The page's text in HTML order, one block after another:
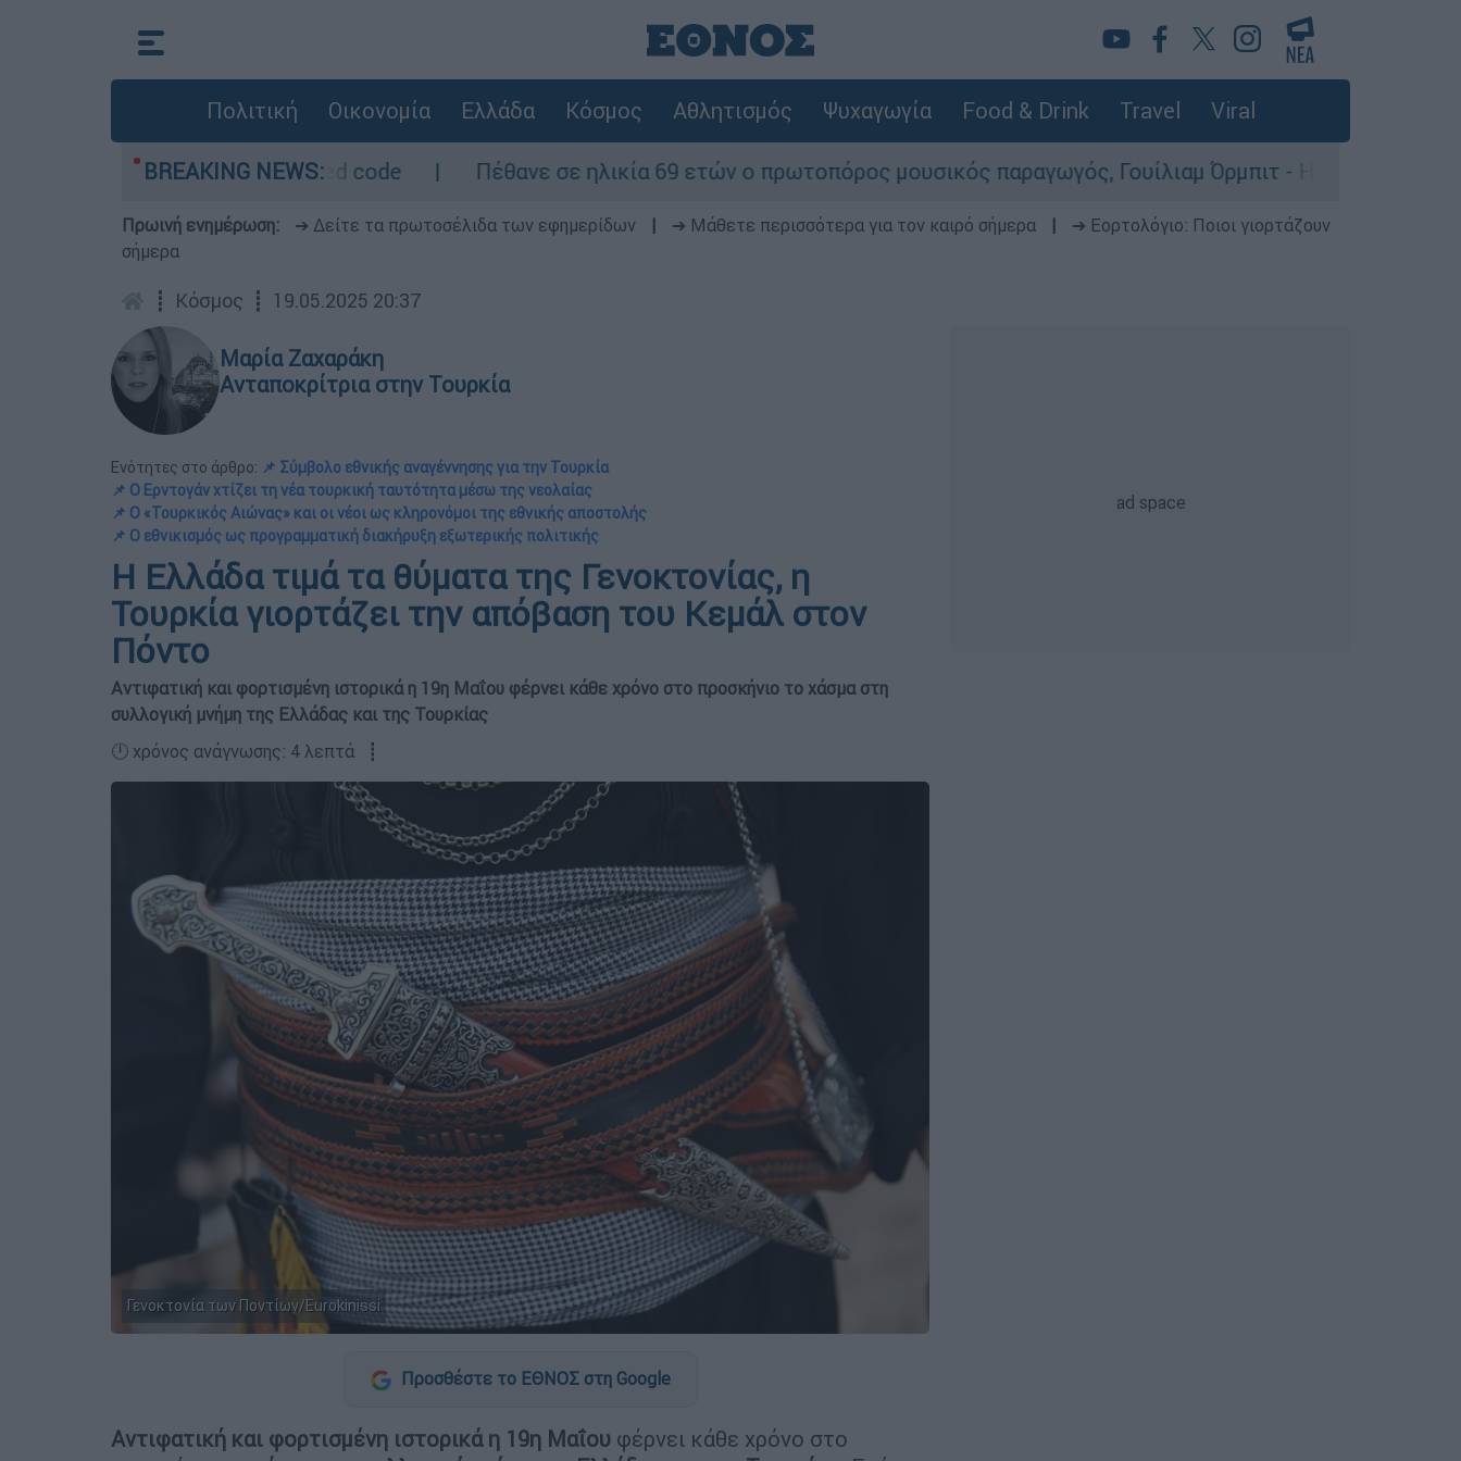
Πολιτική Οικονομία Ελλάδα Κόσμος Αθλητισμός Ψυχαγωγία Food & Drink Travel Viral
BREAKING NEWS:
Οι περιοχές σε red code Πέθανε σε ηλικία 69 ετών ο πρωτοπόρος μουσικός παραγωγός, Γουίλιαμ Όρμπιτ - Η καθοριστική συμβολή του
Πρωινή ενημέρωση: ➔ Δείτε τα πρωτοσέλιδα των εφημερίδων ➔ Μάθετε περισσότερα για τον καιρό σήμερα
➔ Εορτολόγιο: Ποιοι γιορτάζουν
σήμερα
┋ Κόσμος ┋ 19.05.2025 20:37
Μαρία Ζαχαράκη
Ανταποκρίτρια στην Τουρκία
Ενότητες στο άρθρο: 📌 Σύμβολο εθνικής αναγέννησης για την Τουρκία
📌 Ο Ερντογάν χτίζει τη νέα τουρκική ταυτότητα μέσω της νεολαίας
📌 Ο «Τουρκικός Αιώνας» και οι νέοι ως κληρονόμοι της εθνικής αποστολής
📌 Ο εθνικισμός ως προγραμματική διακήρυξη εξωτερικής πολιτικής
Η Ελλάδα τιμά τα θύματα της Γενοκτονίας, η
Τουρκία γιορτάζει την απόβαση του Κεμάλ στον
Πόντο
Αντιφατική και φορτισμένη ιστορικά η 19η Μαΐου φέρνει κάθε χρόνο στο προσκήνιο το χάσμα στη
συλλογική μνήμη της Ελλάδας και της Τουρκίας
🕛 χρόνος ανάγνωσης: 4 λεπτά ┋
Γενοκτονία των Ποντίων/Eurokinissi
Προσθέστε το ΕΘΝΟΣ στη Google
Αντιφατική και φορτισμένη ιστορικά η 19η Μαΐου φέρνει κάθε χρόνο στο